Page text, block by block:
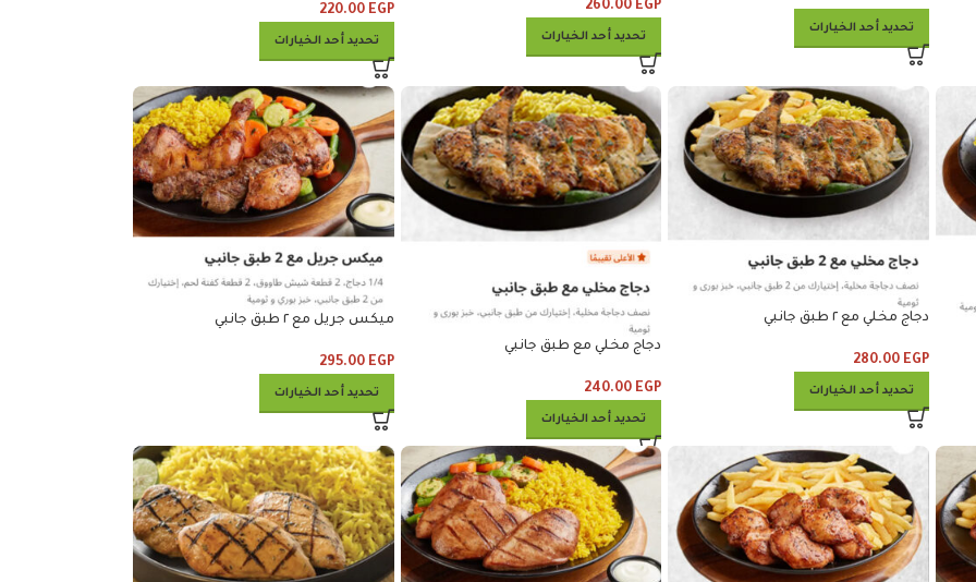
تحديد أحد الخيارات
260.00 EGP
تحديد أحد الخيارات
220.00 EGP
تحديد أحد الخيارات
دجاج مخلي مع ٢ طبق جانبي
280.00 EGP
تحديد أحد الخيارات
دجاج مخلي مع طبق جانبي
240.00 EGP
تحديد أحد الخيارات
ميكس جريل مع ٢ طبق جانبي
295.00 EGP
تحديد أحد الخيارات